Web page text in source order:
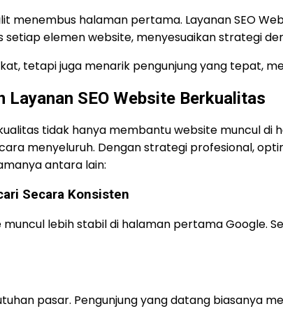
menembus halaman pertama. Layanan SEO
setiap elemen website, menyesuaikan strategi
tetapi juga menarik pengunjung yang tepat,
SEO Website Berkualitas
tidak hanya membantu website muncul
menyeluruh. Dengan strategi profesional,
antara lain:
Secara Konsisten
lebih stabil di halaman pertama Google.
pasar. Pengunjung yang datang biasanya